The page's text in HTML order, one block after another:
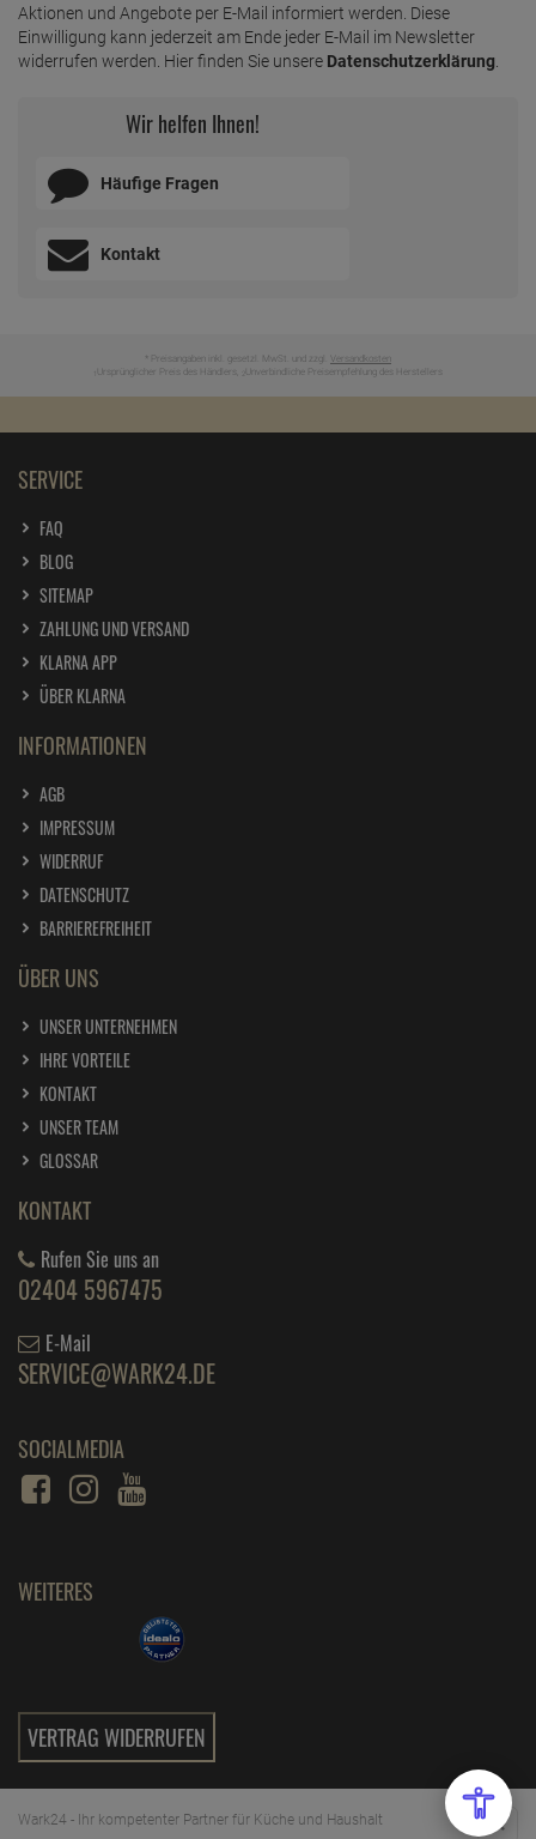
Aktionen und Angebote per E-Mail informiert werden. Diese
Einwilligung kann jederzeit am Ende jeder E-Mail im Newsletter
widerrufen werden. Hier finden Sie unsere Datenschutzerklärung
Wir helfen Ihnen!
Häufige Fragen
Kontakt
* Preisangaben inkl. gesetzl. MwSt. und zzgl. Versandkosten
Ursprünglicher Preis des Händlers, Unverbindliche Preisempfehlung des Herstellers
SERVICE
FAQ
BLOG
SITEMAP
ZAHLUNG UND VERSAND
KLARNA APP
ÜBER KLARNA
INFORMATIONEN
AGB
IMPRESSUM
WIDERRUF
DATENSCHUTZ
BARRIEREFREIHEIT
ÜBER UNS
UNSER UNTERNEHMEN
IHRE VORTEILE
KONTAKT
UNSER TEAM
GLOSSAR
KONTAKT
Rufen Sie uns an
02404 5967475
E-Mail
SERVICE@WARK24.DE
SOCIALMEDIA
WEITERES
VERTRAG WIDERRUFEN
Wark24 - Ihr kompetenter Partner für Küche und Haushalt